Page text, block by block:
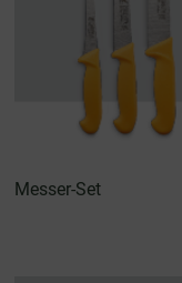
Messer-Set